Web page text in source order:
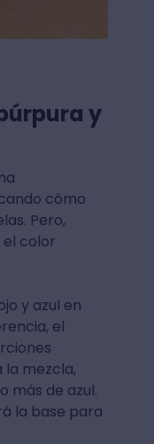
y
cómo
Pero,
color
y azul en
el
la mezcla,
más de azul.
la base para